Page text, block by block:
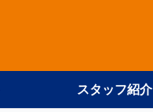
スタッフ紹介